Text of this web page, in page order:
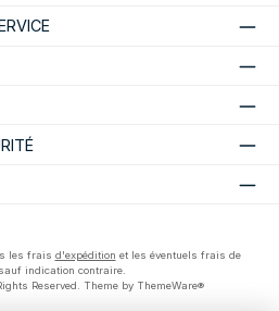
les frais d'expédition et les éventuels frais de
indication contraire.
Reserved. Theme by ThemeWare®